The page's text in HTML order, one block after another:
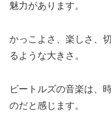
魅力があります。
かっこよさ、楽しさ、
るような大きさ。
ビートルズの音楽は、
のだと感じます。